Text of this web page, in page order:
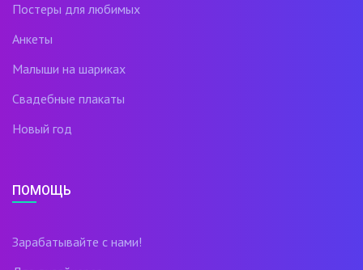
Постеры для любимых
Анкеты
Малыши на шариках
Свадебные плакаты
Новый год
ПОМОЩЬ
Зарабатывайте с нами!